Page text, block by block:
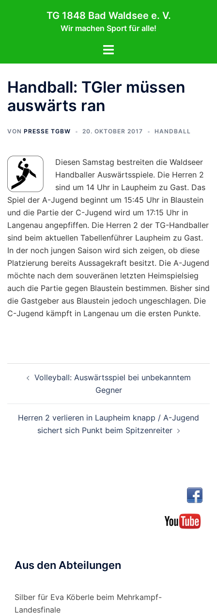
TG 1848 Bad Waldsee e. V.
Wir machen Sport für alle!
Menü
Handball: TGler müssen
auswärts ran
VON PRESSE TGBW 20. OKTOBER 2017 HANDBALL
Diesen Samstag bestreiten die Waldseer
Handballer Auswärtsspiele. Die Herren 2
sind um 14 Uhr in Laupheim zu Gast. Das
Spiel der A-Jugend beginnt um 15:45 Uhr in Blaustein
und die Partie der C-Jugend wird um 17:15 Uhr in
Langenau angepfiffen. Die Herren 2 der TG-Handballer
sind beim aktuellen Tabellenführer Laupheim zu Gast.
In der noch jungen Saison wird sich zeigen, ob diese
Platzierung bereits Aussagekraft besitzt. Die A-Jugend
möchte nach dem souveränen letzten Heimspielsieg
auch die Partie gegen Blaustein bestimmen. Bisher sind
die Gastgeber aus Blaustein jedoch ungeschlagen. Die
C-Jugend kämpft in Langenau um die ersten Punkte.
Volleyball: Auswärtsspiel bei unbekanntem
Gegner
Herren 2 verlieren in Laupheim knapp / A-Jugend
sichert sich Punkt beim Spitzenreiter
Aus den Abteilungen
Silber für Eva Köberle beim Mehrkampf-
Landesfinale